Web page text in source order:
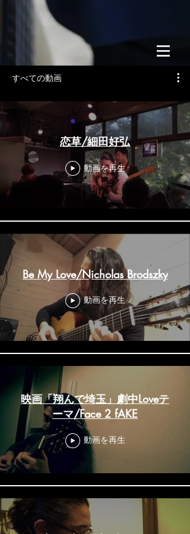
すべての動画
恋草/細田好弘
動画を再生
Be My Love/Nicholas Brodszky
動画を再生
映画「翔んで埼玉」劇中Loveテ
ーマ/Face 2 fAKE
動画を再生